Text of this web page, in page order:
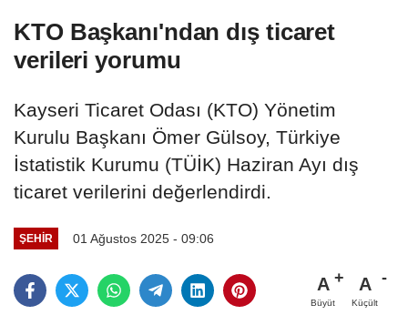
KTO Başkanı'ndan dış ticaret
verileri yorumu
Kayseri Ticaret Odası (KTO) Yönetim
Kurulu Başkanı Ömer Gülsoy, Türkiye
İstatistik Kurumu (TÜİK) Haziran Ayı dış
ticaret verilerini değerlendirdi.
ŞEHIR 01 Ağustos 2025 - 09:06
A
Büyüt
A
Küçült